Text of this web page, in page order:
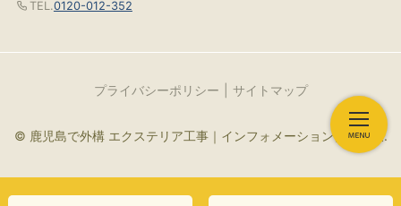
TEL.0120-012-352
プライバシーポリシー サイトマップ
© 鹿児島で外構 エクステリア工事｜インフォメーション住宅産業.